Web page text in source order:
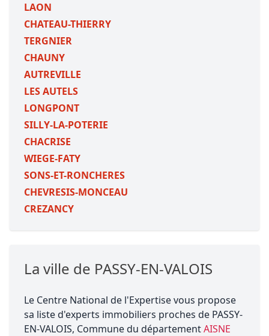
LAON
CHATEAU-THIERRY
TERGNIER
CHAUNY
AUTREVILLE
LES AUTELS
LONGPONT
SILLY-LA-POTERIE
CHACRISE
WIEGE-FATY
SONS-ET-RONCHERES
CHEVRESIS-MONCEAU
CREZANCY
La ville de PASSY-EN-VALOIS
Le Centre National de l'Expertise vous propose
sa liste d'experts immobiliers proches de PASSY-
EN-VALOIS, Commune du départementAISNE